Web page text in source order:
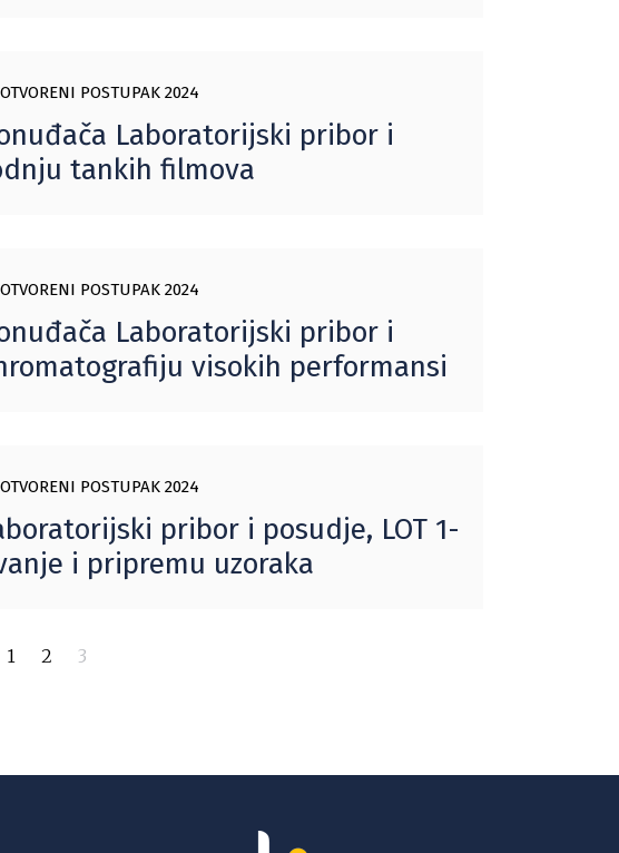
OTVORENI POSTUPAK 2024
Laboratorijski pribor i
tankih filmova
OTVORENI POSTUPAK 2024
Laboratorijski pribor i
visokih performansi
OTVORENI POSTUPAK 2024
pribor i posudje, LOT 1-
i pripremu uzoraka
1 2 3